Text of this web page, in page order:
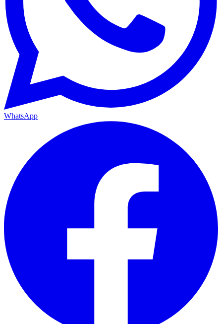
WhatsApp